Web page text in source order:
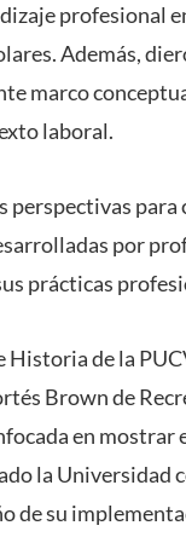
profesional
Además,
marco
laboral.
perspectivas
por
prácticas
de la
Brown de
en mostrar
la Universidad
de su